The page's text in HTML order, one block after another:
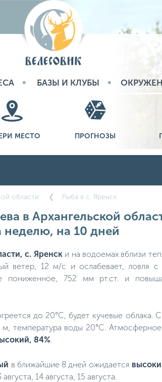
БАЗЫ И КЛУБЫ
МЕСТО ПРОГНОЗЫ
области Рыба в с. Яренск
в Архангельской
неделю, на 10 дней
с. Яренск и на водоемах вблизи
ветер, 12 м/с и ослабевает, ловля
пониженное, 752 мм рт.ст. и
до 20°C, будет кучевые
температура воды 20°C.
84%
в ближайшие 8 дней ожидается
14 августа, 15 августа.